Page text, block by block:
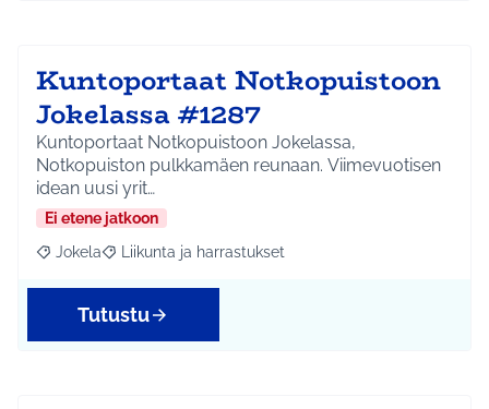
Kuntoportaat Notkopuistoon
Jokelassa #1287
Kuntoportaat Notkopuistoon Jokelassa,
Notkopuiston pulkkamäen reunaan. Viimevuotisen
idean uusi yrit…
Ei etene jatkoon
Rajaa tulokset aihepiirin mukaan: Jokela
Jokela Rajaa tulokset teeman mukaan: Liikunta ja
Liikunta ja harrastukset
Tutustu